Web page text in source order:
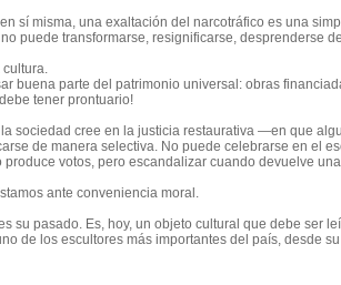
sí misma, una exaltación del narcotráfico es una
puede transformarse, resignificarse, desprenderse
cultura.
buena parte del patrimonio universal: obras
tener prontuario!
la sociedad cree en la justicia restaurativa —en que
de manera selectiva. No puede celebrarse en el
votos, pero escandalizar cuando devuelve
ante conveniencia moral.
su pasado. Es, hoy, un objeto cultural que debe ser
de los escultores más importantes del país, desde